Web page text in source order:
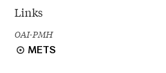
Links
OAI-PMH
METS